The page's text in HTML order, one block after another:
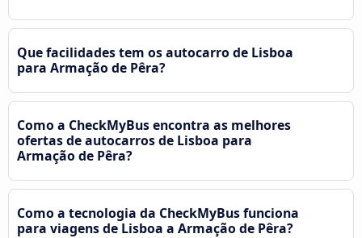
Que facilidades tem os autocarro de Lisboa
para Armação de Pêra?
Como a CheckMyBus encontra as melhores
ofertas de autocarros de Lisboa para
Armação de Pêra?
Como a tecnologia da CheckMyBus funciona
para viagens de Lisboa a Armação de Pêra?